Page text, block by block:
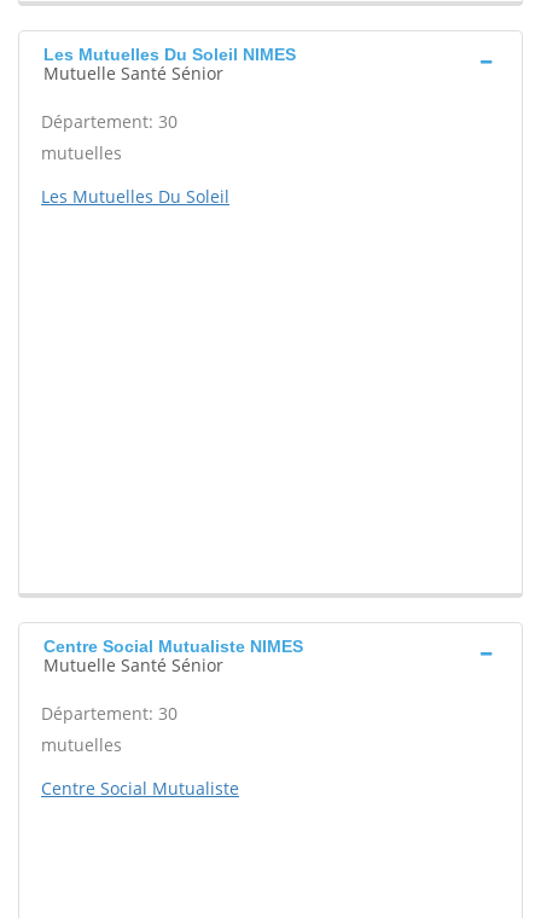
Les Mutuelles Du Soleil NIMES
Mutuelle Santé Sénior
Département: 30
mutuelles
Les Mutuelles Du Soleil
Centre Social Mutualiste NIMES
Mutuelle Santé Sénior
Département: 30
mutuelles
Centre Social Mutualiste